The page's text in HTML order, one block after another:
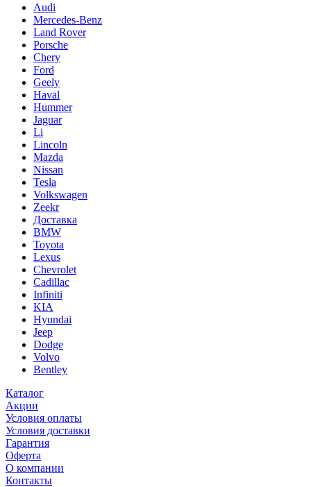
Audi
Mercedes-Benz
Land Rover
Porsche
Chery
Ford
Geely
Haval
Hummer
Jaguar
Li
Lincoln
Mazda
Nissan
Tesla
Volkswagen
Zeekr
Доставка
BMW
Toyota
Lexus
Chevrolet
Cadillac
Infiniti
KIA
Hyundai
Jeep
Dodge
Volvo
Bentley
Каталог
Акции
Условия оплаты
Условия доставки
Гарантия
Оферта
О компании
Контакты